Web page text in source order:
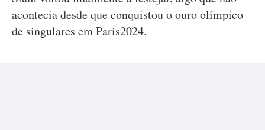
acontecia desde que conquistou o ouro olímpico
de singulares em Paris2024.